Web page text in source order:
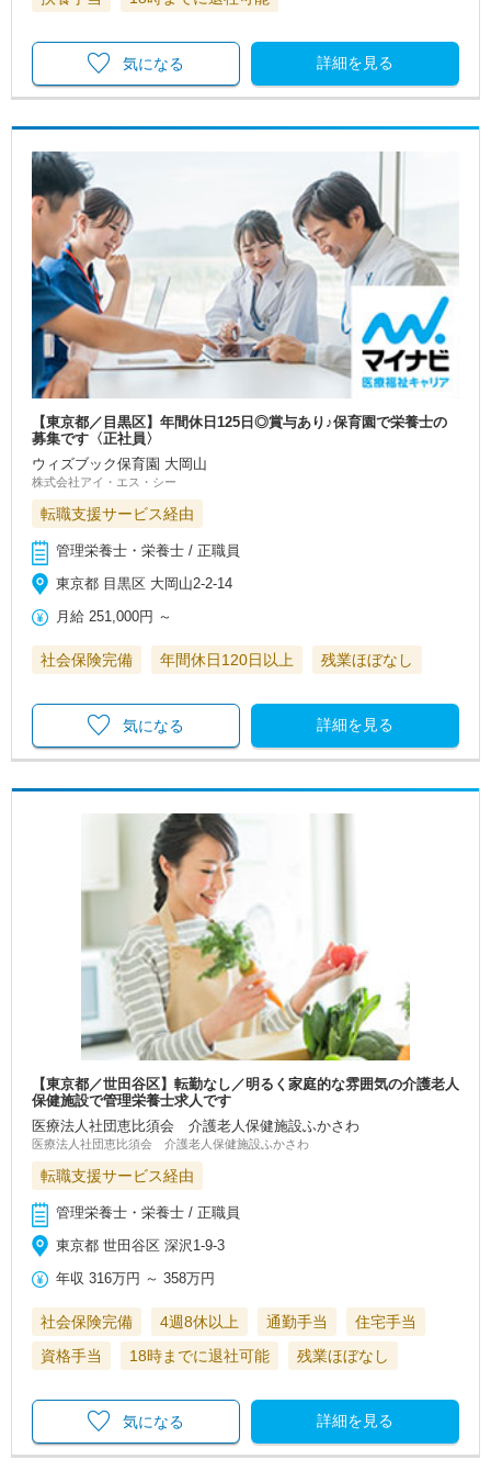
詳細を見る
気になる
【東京都／目黒区】年間休日125日◎賞与あり♪保育園で栄養士の
募集です〈正社員〉
ウィズブック保育園 大岡山
株式会社アイ・エス・シー
転職支援サービス経由
管理栄養士・栄養士 / 正職員
東京都 目黒区 大岡山2-2-14
月給 251,000円 ～
社会保険完備 年間休日120日以上 残業ほぼなし
詳細を見る
気になる
【東京都／世田谷区】転勤なし／明るく家庭的な雰囲気の介護老人
保健施設で管理栄養士求人です
医療法人社団恵比須会 介護老人保健施設ふかさわ
医療法人社団恵比須会 介護老人保健施設ふかさわ
転職支援サービス経由
管理栄養士・栄養士 / 正職員
東京都 世田谷区 深沢1-9-3
年収 316万円 ～358万円
社会保険完備 4週8休以上 通勤手当
住宅手当
資格手当
18時までに退社可能 残業ほぼなし
詳細を見る
気になる